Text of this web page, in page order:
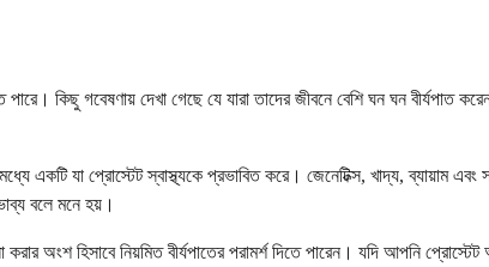
কিছু গবেষণায় দেখা গেছে যে যারা তাদের জীবনে বেশি ঘন ঘন বীর্যপাত
একটি যা প্রোস্টেট স্বাস্থ্যকে প্রভাবিত করে। জেনেটিক্স, খাদ্য, ব্যায়াম
বলে মনে হয়।
অংশ হিসাবে নিয়মিত বীর্যপাতের পরামর্শ দিতে পারেন। যদি আপনি